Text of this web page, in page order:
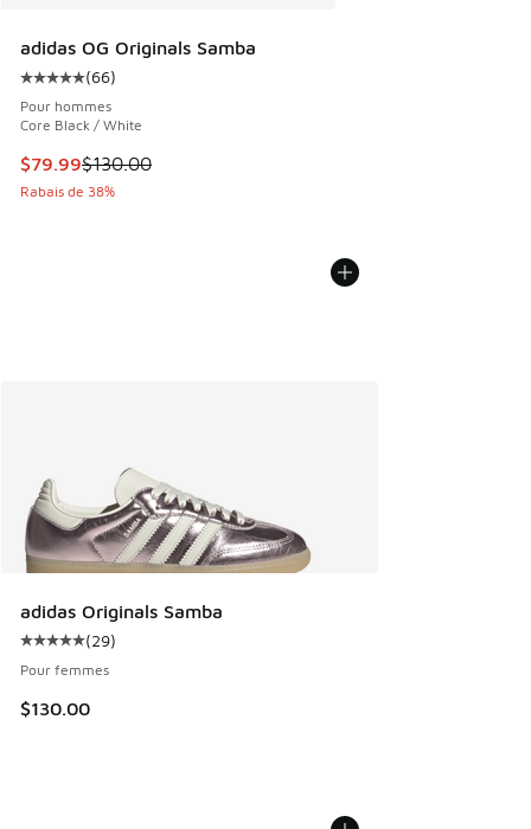
adidas OG Originals Samba
Cote moyenne du client - [5 sur 5 étoiles], 66
(66)
Pour hommes
Core Black / White
Cet article est en solde. Le prix est passé de $130.00 à
$79.99$130.00
Rabais de 38%
adidas Originals Samba
Cote moyenne du client - [5 sur 5 étoiles], 29
(29)
Pour femmes
$130.00